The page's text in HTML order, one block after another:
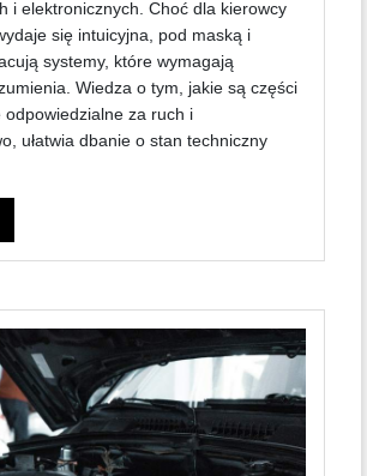
i elektronicznych. Choć dla kierowcy
się intuicyjna, pod maską i
systemy, które wymagają
Wiedza o tym, jakie są części
odpowiedzialne za ruch i
ułatwia dbanie o stan techniczny